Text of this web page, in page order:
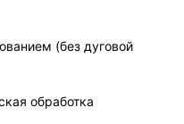
(без дуговой
обработка